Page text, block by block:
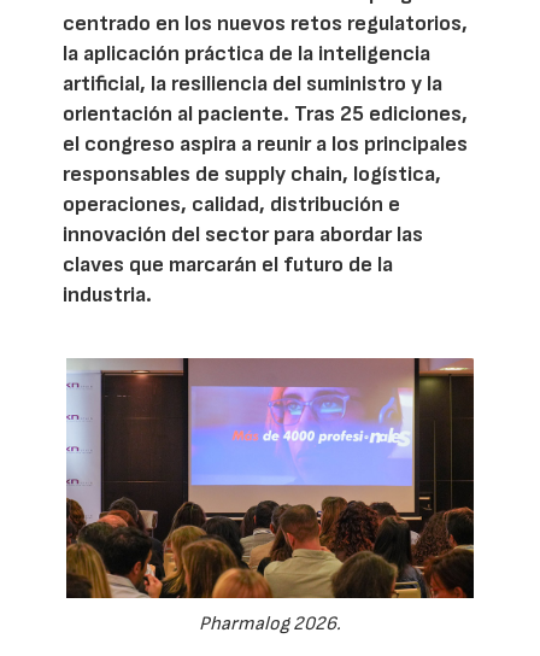
centrado en los nuevos retos regulatorios,
la aplicación práctica de la inteligencia
artificial, la resiliencia del suministro y la
orientación al paciente. Tras 25 ediciones,
el congreso aspira a reunir a los principales
responsables de supply chain, logística,
operaciones, calidad, distribución e
innovación del sector para abordar las
claves que marcarán el futuro de la
industria.
Pharmalog 2026.